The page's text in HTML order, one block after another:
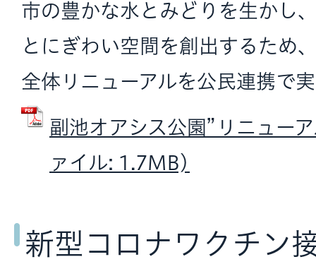
市の豊かな水とみどりを生かし
とにぎわい空間を創出するため
全体リニューアルを公民連携で
副池オアシス公園”リニュー
ァイル: 1.7MB)
新型コロナワクチン